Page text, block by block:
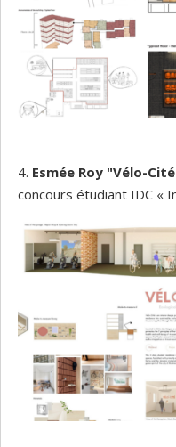
4. Esmée Roy "Vélo-
concours étudiant IDC «